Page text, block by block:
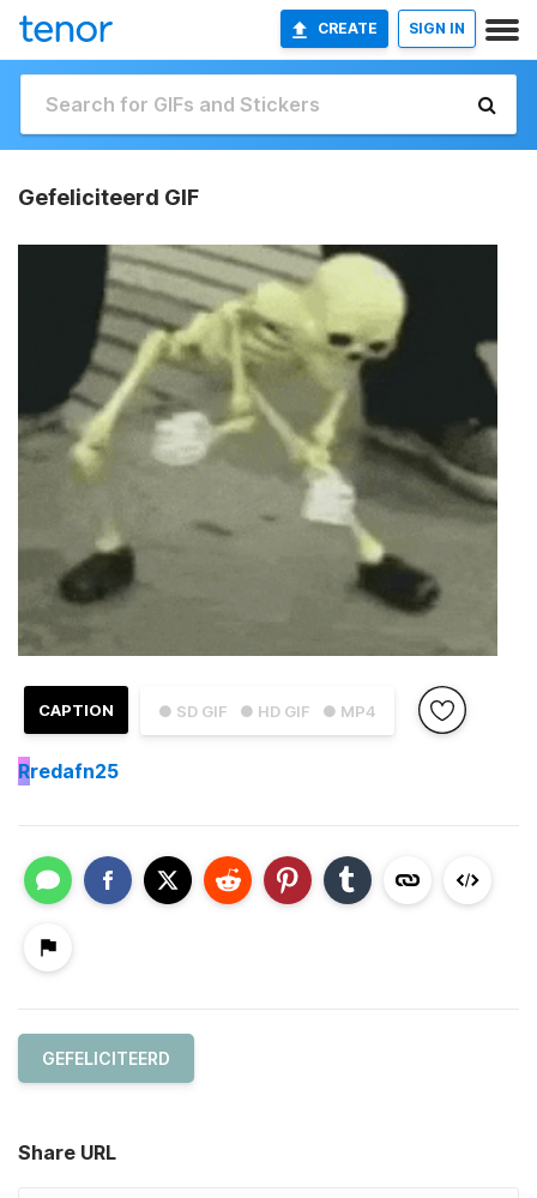
CREATE SIGN IN
Gefeliciteerd GIF
● SD GIF ● HD GIF ● MP4
CAPTION
Rredafn25
GEFELICITEERD
Share URL